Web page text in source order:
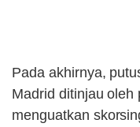
Pada akhirnya,
Madrid ditinjau oleh
menguatkan